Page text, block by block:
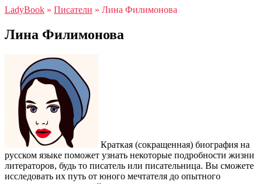
LadyBook » Писатели » Лина Филимонова
Лина Филимонова
Краткая (сокращенная) биография на
русском языке поможет узнать некоторые подробности жизни
литераторов, будь то писатель или писательница. Вы сможете
исследовать их путь от юного мечтателя до опытного